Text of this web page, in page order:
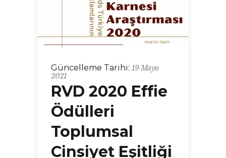
Güncelleme Tarihi: 19 Mayıs
2021
RVD 2020 Effie
Ödülleri
Toplumsal
Cinsiyet Eşitliği